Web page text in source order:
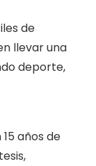
de
llevar una
deporte,
años de